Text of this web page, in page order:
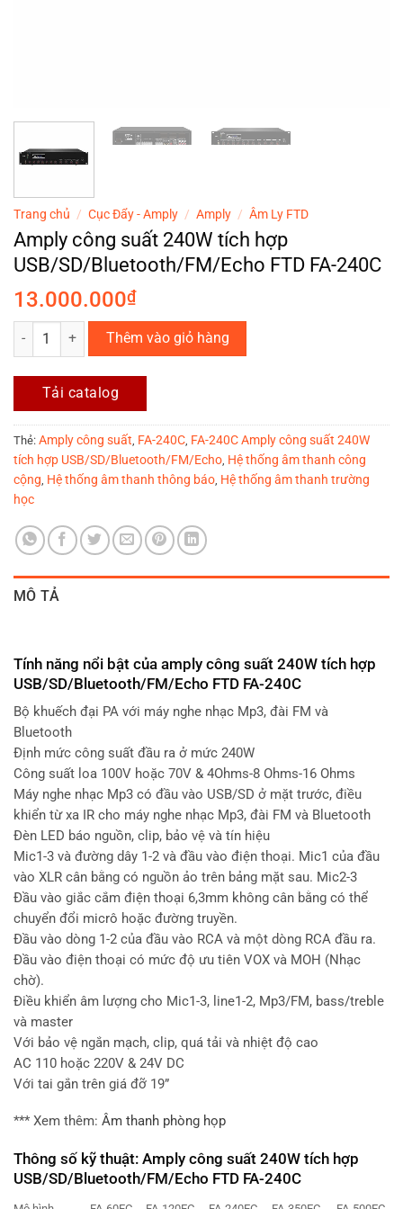
Trang chủ / Cục Đẩy - Amply / Amply / Âm Ly FTD
Amply công suất 240W tích hợp
USB/SD/Bluetooth/FM/Echo FTD FA-240C
13.000.000₫
Amply công suất 240W tích hợp USB/SD/Bluetooth/FM/Echo FTD
Thêm vào giỏ hàng
Tải catalog
Thẻ: Amply công suất, FA-240C, FA-240C Amply công suất 240W
tích hợp USB/SD/Bluetooth/FM/Echo, Hệ thống âm thanh công
cộng, Hệ thống âm thanh thông báo, Hệ thống âm thanh trường
học
MÔ TẢ
Tính năng nổi bật của amply công suất 240W tích hợp
USB/SD/Bluetooth/FM/Echo FTD FA-240C
Bộ khuếch đại PA với máy nghe nhạc Mp3, đài FM và
Bluetooth
Định mức công suất đầu ra ở mức 240W
Công suất loa 100V hoặc 70V & 4Ohms-8 Ohms-16 Ohms
Máy nghe nhạc Mp3 có đầu vào USB/SD ở mặt trước, điều
khiển từ xa IR cho máy nghe nhạc Mp3, đài FM và Bluetooth
Đèn LED báo nguồn, clip, bảo vệ và tín hiệu
Mic1-3 và đường dây 1-2 và đầu vào điện thoại. Mic1 của đầu
vào XLR cân bằng có nguồn ảo trên bảng mặt sau. Mic2-3
Đầu vào giắc cắm điện thoại 6,3mm không cân bằng có thể
chuyển đổi micrô hoặc đường truyền.
Đầu vào dòng 1-2 của đầu vào RCA và một dòng RCA đầu ra.
Đầu vào điện thoại có mức độ ưu tiên VOX và MOH (Nhạc
chờ).
Điều khiển âm lượng cho Mic1-3, line1-2, Mp3/FM, bass/treble
và master
Với bảo vệ ngắn mạch, clip, quá tải và nhiệt độ cao
AC 110 hoặc 220V & 24V DC
Với tai gắn trên giá đỡ 19”
*** Xem thêm: Âm thanh phòng họp
Thông số kỹ thuật: Amply công suất 240W tích hợp
USB/SD/Bluetooth/FM/Echo FTD FA-240C